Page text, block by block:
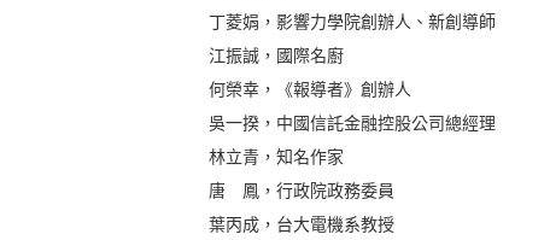
丁菱娟，影響力學院創辦人、新創導師
江振誠，國際名廚
何榮幸，《報導者》創辦人
吳一揆，中國信託金融控股公司總經理
林立青，知名作家
唐 鳳，行政院政務委員
葉丙成，台大電機系教授